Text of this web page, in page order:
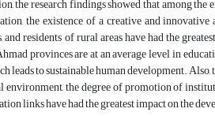
the research findings showed that among
the existence of a creative and
residents of rural areas have had the
provinces are at an average level in
to sustainable human development.
the degree of promotion of
links have had the greatest impact on the